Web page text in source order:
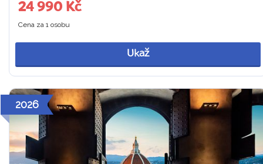
24 990 Kč
Cena za 1 osobu
Ukaž
2026